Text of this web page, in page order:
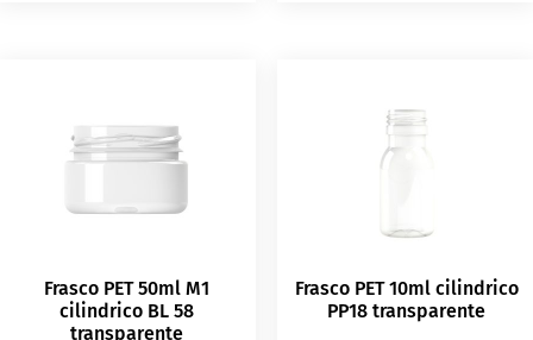
Frasco PET 50ml M1
cilindrico BL 58
transparente
Frasco PET 10ml cilindrico
PP18 transparente